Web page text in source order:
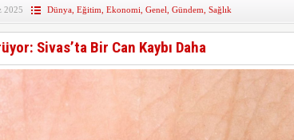
Vatandaşlar Daha Etkin Mücadele İstiyor
Kelkit Vadisi’nde Kene Alarmı: Daha Kaç Can Gidecek?
KOYULHİSAR EMNİYETİNDEN GÖÇMEN KAÇAKÇILARINA GEÇİT YOK.
2025 Dünya, Eğitim Ekonomi Genel Gündem Sağlık
Sivas’ta Bir Can Kaybı Daha